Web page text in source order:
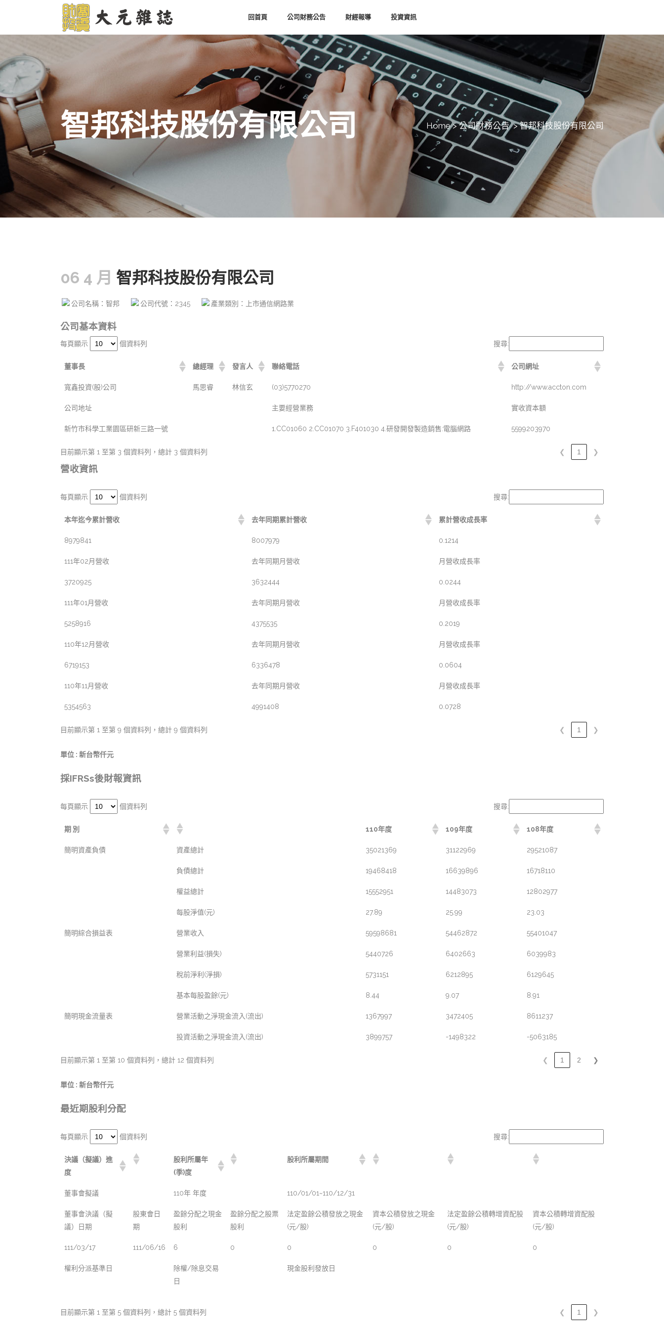
回首頁 公司財務公告 財經報導 投資資訊
智邦科技股份有限公司 Home>公司財務公告 >智邦科技股份有限公司
06 4 月 智邦科技股份有限公司
公司名稱：智邦 公司代號：2345 產業類別：上市通信網路業
公司基本資料
每頁顯示 個資料列 搜尋:
董事長 總經理 發言人 聯絡電話 公司網址
寬鑫投資(股)公司 馬思睿 林信玄 (03)5770270 http://www.accton.com
公司地址 主要經營業務 實收資本額
新竹市科學工業園區研新三路一號 1.CC01060 2.CC01070 3.F401030 4.研發開發製造銷售:電腦網路 5599203970
目前顯示第 1 至第 3 個資料列，總計 3 個資料列 ❮ 1 ❯
營收資訊
每頁顯示 個資料列 搜尋:
本年迄今累計營收 去年同期累計營收 累計營收成長率
8979841 8007979 0.1214
111年02月營收 去年同期月營收 月營收成長率
3720925 3632444 0.0244
111年01月營收 去年同期月營收 月營收成長率
5258916 4375535 0.2019
110年12月營收 去年同期月營收 月營收成長率
6719153 6336478 0.0604
110年11月營收 去年同期月營收 月營收成長率
5354563 4991408 0.0728
目前顯示第 1 至第 9 個資料列，總計 9 個資料列 ❮ 1 ❯
單位 : 新台幣仟元
採IFRSs後財報資訊
每頁顯示 個資料列 搜尋:
期 別 110年度 109年度 108年度
簡明資產負債 資產總計 35021369 31122969 29521087
負債總計 19468418 16639896 16718110
權益總計 15552951 14483073 12802977
每股淨值(元) 27.89 25.99 23.03
簡明綜合損益表 營業收入 59598681 54462872 55401047
營業利益(損失) 5440726 6402663 6039983
稅前淨利(淨損) 5731151 6212895 6129645
基本每股盈餘(元) 8.44 9.07 8.91
簡明現金流量表 營業活動之淨現金流入(流出) 1367997 3472405 8611237
投資活動之淨現金流入(流出) 3899757 -1498322 -5063185
目前顯示第 1 至第 10 個資料列，總計 12 個資料列 ❮ 1 2 ❯
單位 : 新台幣仟元
最近期股利分配
每頁顯示 個資料列 搜尋:
決議（擬議）進
度
股利所屬年
(季)度
股利所屬期間
董事會擬議 110年 年度 110/01/01~110/12/31
董事會決議（擬
議）日期
股東會日
期
盈餘分配之現金
股利
盈餘分配之股票
股利
法定盈餘公積發放之現金
(元/股)
資本公積發放之現金
(元/股)
法定盈餘公積轉增資配股
(元/股)
資本公積轉增資配股
(元/股)
111/03/17 111/06/16 6 0 0 0 0 0
權利分派基準日
除權/除息交易
日
現金股利發放日
目前顯示第 1 至第 5 個資料列，總計 5 個資料列 ❮ 1 ❯